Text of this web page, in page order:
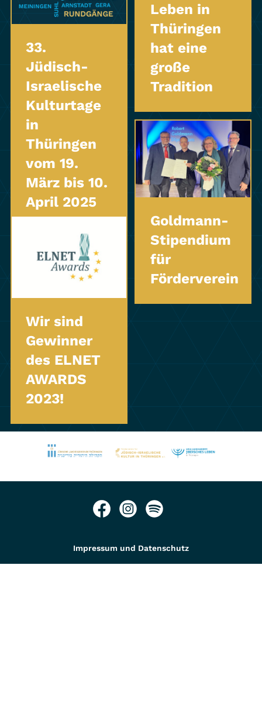
Leben in
Thüringen
hat eine
große
Tradition
33.
Jüdisch-
Israelische
Kulturtage
in
Thüringen
vom 19.
März bis 10.
April 2025
Goldmann-
Stipendium
für
Förderverein
Wir sind
Gewinner
des ELNET
AWARDS
2023!
Impressum und Datenschutz